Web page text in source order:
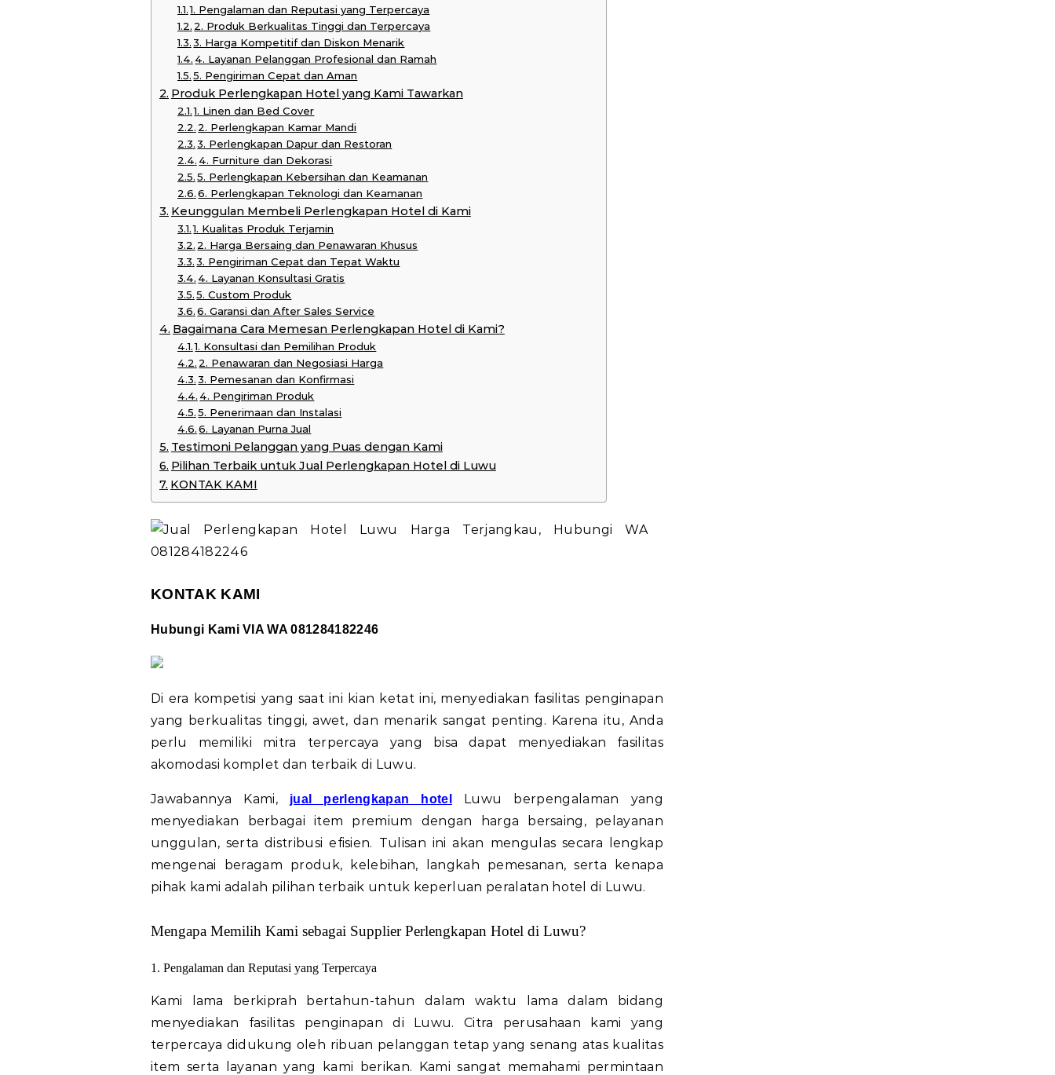
1. Pengalaman dan Reputasi yang Terpercaya
2. Produk Berkualitas Tinggi dan Terpercaya
3. Harga Kompetitif dan Diskon Menarik
4. Layanan Pelanggan Profesional dan Ramah
5. Pengiriman Cepat dan Aman
Produk Perlengkapan Hotel yang Kami Tawarkan
1. Linen dan Bed Cover
2. Perlengkapan Kamar Mandi
3. Perlengkapan Dapur dan Restoran
4. Furniture dan Dekorasi
5. Perlengkapan Kebersihan dan Keamanan
6. Perlengkapan Teknologi dan Keamanan
Keunggulan Membeli Perlengkapan Hotel di Kami
1. Kualitas Produk Terjamin
2. Harga Bersaing dan Penawaran Khusus
3. Pengiriman Cepat dan Tepat Waktu
4. Layanan Konsultasi Gratis
5. Custom Produk
6. Garansi dan After Sales Service
Bagaimana Cara Memesan Perlengkapan Hotel di Kami?
1. Konsultasi dan Pemilihan Produk
2. Penawaran dan Negosiasi Harga
3. Pemesanan dan Konfirmasi
4. Pengiriman Produk
5. Penerimaan dan Instalasi
6. Layanan Purna Jual
Testimoni Pelanggan yang Puas dengan Kami
Pilihan Terbaik untuk Jual Perlengkapan Hotel di Luwu
KONTAK KAMI
KONTAK KAMI
Hubungi Kami VIA WA 081284182246
Di era kompetisi yang saat ini kian ketat ini, menyediakan fasilitas penginapan
yang berkualitas tinggi, awet, dan menarik sangat penting. Karena itu, Anda
perlu memiliki mitra terpercaya yang bisa dapat menyediakan fasilitas
akomodasi komplet dan terbaik di Luwu.
Jawabannya Kami, jual perlengkapan hotel Luwu berpengalaman yang
menyediakan berbagai item premium dengan harga bersaing, pelayanan
unggulan, serta distribusi efisien. Tulisan ini akan mengulas secara lengkap
mengenai beragam produk, kelebihan, langkah pemesanan, serta kenapa
pihak kami adalah pilihan terbaik untuk keperluan peralatan hotel di Luwu.
Mengapa Memilih Kami sebagai Supplier Perlengkapan Hotel di Luwu?
1. Pengalaman dan Reputasi yang Terpercaya
Kami lama berkiprah bertahun-tahun dalam waktu lama dalam bidang
menyediakan fasilitas penginapan di Luwu. Citra perusahaan kami yang
terpercaya didukung oleh ribuan pelanggan tetap yang senang atas kualitas
item serta layanan yang kami berikan. Kami sangat memahami permintaan